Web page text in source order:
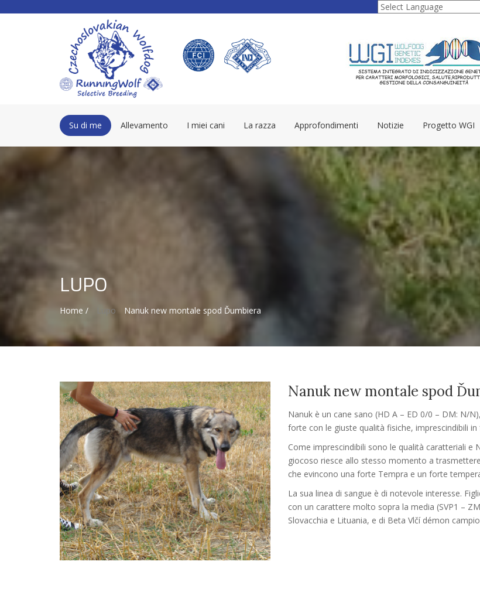
Su di me Allevamento I miei cani La razza Approfondimenti Notizie Progetto WGI
LUPO
Home / Lupo Nanuk new montale spod Ďumbiera
Nanuk new montale spod
Nanuk è un cane sano (HD A – ED 0/0 – DM: N/
forte con le giuste qualità fisiche, imprescindibili in
Come imprescindibili sono le qualità caratteriali
giocoso riesce allo stesso momento a
che evincono una forte Tempra e un forte
La sua linea di sangue è di notevole interesse.
con un carattere molto sopra la media (SVP1 –
Slovacchia e Lituania, e di Beta Vlčí démon